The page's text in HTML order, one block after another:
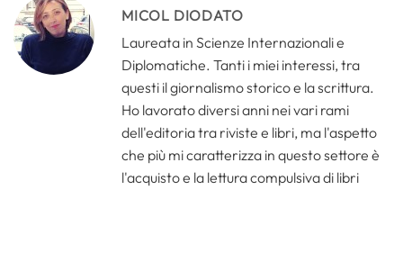
MICOL DIODATO
Laureata in Scienze Internazionali e
Diplomatiche. Tanti i miei interessi, tra
questi il giornalismo storico e la scrittura.
Ho lavorato diversi anni nei vari rami
dell'editoria tra riviste e libri, ma l'aspetto
che più mi caratterizza in questo settore è
l'acquisto e la lettura compulsiva di libri